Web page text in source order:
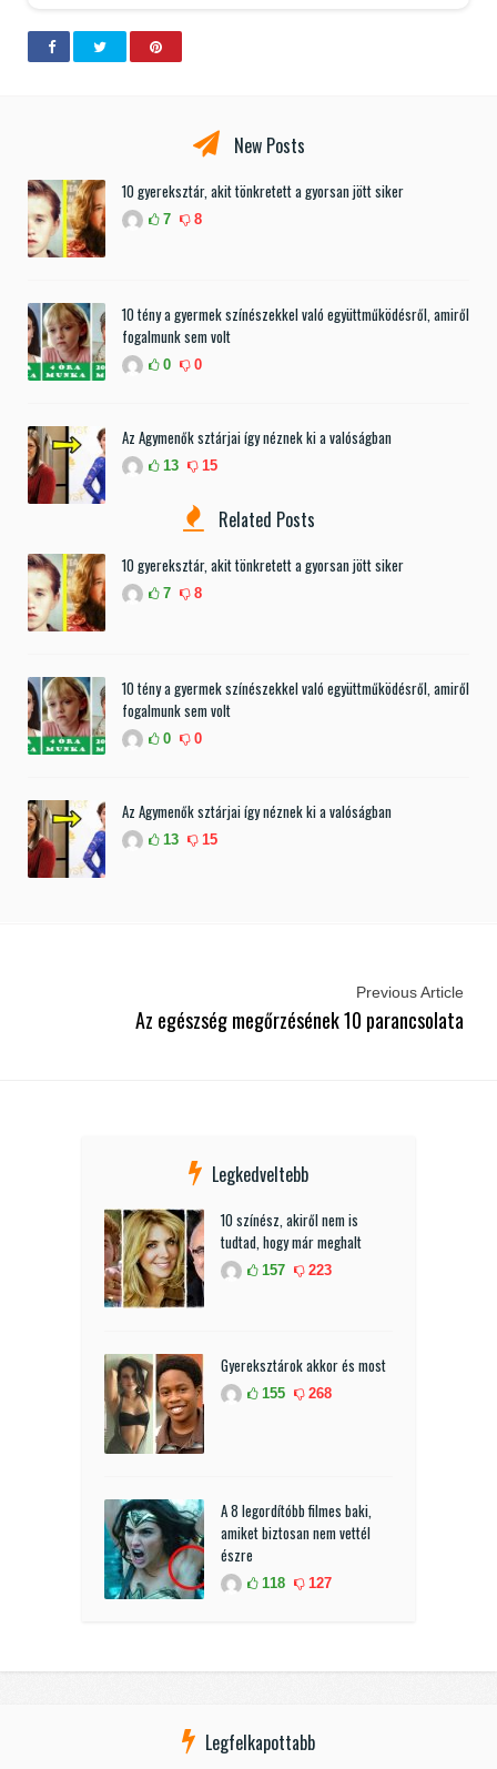
New Posts
10 gyereksztár, akit tönkretett a gyorsan jött siker
7 8
10 tény a gyermek színészekkel való együttműködésről, amiről
fogalmunk sem volt
0 0
Az Agymenők sztárjai így néznek ki a valóságban
13 15
Related Posts
10 gyereksztár, akit tönkretett a gyorsan jött siker
7 8
10 tény a gyermek színészekkel való együttműködésről, amiről
fogalmunk sem volt
0 0
Az Agymenők sztárjai így néznek ki a valóságban
13 15
Previous Article
Az egészség megőrzésének 10 parancsolata
Legkedveltebb
10 színész, akiről nem is
tudtad, hogy már meghalt
157 223
Gyereksztárok akkor és most
155 268
A 8 legordítóbb filmes baki,
amiket biztosan nem vettél
észre
118 127
Legfelkapottabb